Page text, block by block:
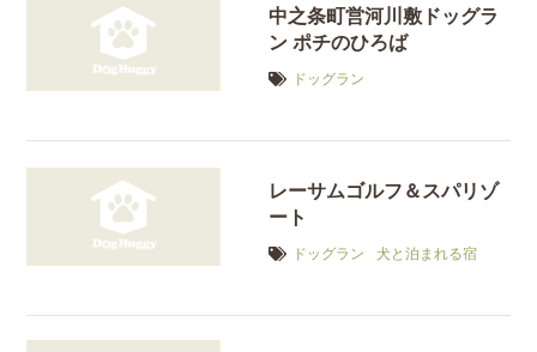
中之条町営河川敷ドッグラ
ン ポチのひろば
ドッグラン
レーサムゴルフ＆スパリゾ
ート
ドッグラン 犬と泊まれる宿